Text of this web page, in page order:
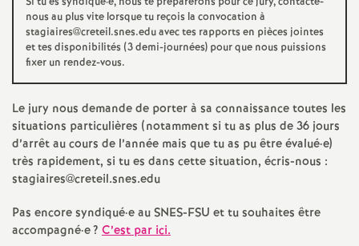
E
n
s
e
i
g
nous au plus vite lorsque tu reçois la convocation à
stagiaires@creteil.snes.edu avec tes rapports en pièces jointes
et tes disponibilités (3 demi-journées) pour que nous puissions
fixer un rendez-vous.
Le jury nous demande de porter à sa connaissance toutes les
situations particulières (notamment si tu as plus de 36 jours
d’arrêt au cours de l’année mais que tu as pu être évalué·e)
très rapidement, si tu es dans cette situation, écris-nous :
stagiaires@creteil.snes.edu
Pas encore syndiqué·e auSNES-FSU et tu souhaites être
accompagné·e? C’est par ici.